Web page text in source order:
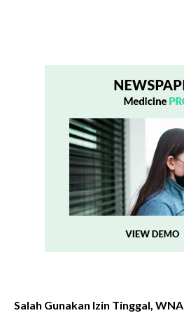
Salah Gunakan Izin Tinggal, WNA